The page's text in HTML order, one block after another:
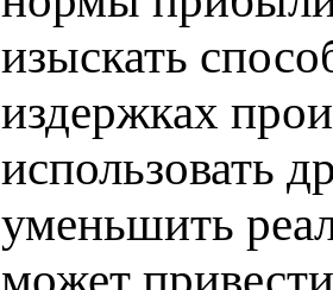
изыскать
издержках
использовать
уменьшить